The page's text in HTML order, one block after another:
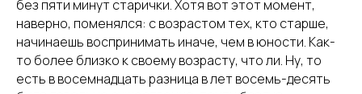
без пяти минут старички. Хотя вот этот момент,
наверно, поменялся: с возрастом тех, кто старше,
начинаешь воспринимать иначе, чем в юности. Как-
то более близко к своему возрасту, что ли. Ну, то
есть в восемнадцать разница в лет восемь-десять